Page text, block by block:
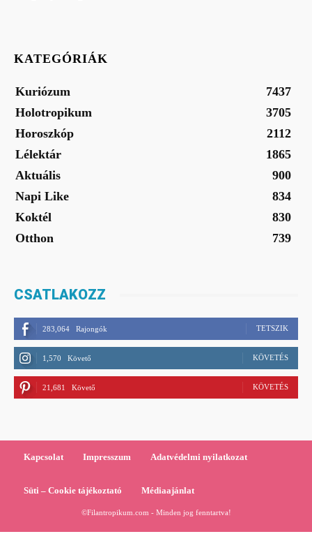
KATEGÓRIÁK
Kuriózum
7437
Holotropikum
3705
Horoszkóp
2112
Lélektár
1865
Aktuális
900
Napi Like
834
Koktél
830
Otthon
739
CSATLAKOZZ
283,064 Rajongók TETSZIK
1,570 Követő KÖVETÉS
21,681 Követő KÖVETÉS
Kapcsolat Impresszum Adatvédelmi nyilatkozat
Süti – Cookie tájékoztató Médiaajánlat
©Filantropikum.com - Minden jog fenntartva!